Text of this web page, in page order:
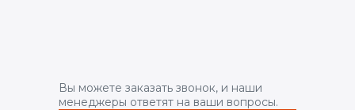
Вы можете заказать звонок, и наши
менеджеры ответят на ваши вопросы.